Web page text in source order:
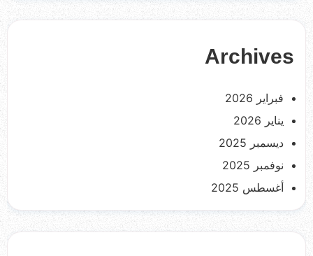
Archives
فبراير 2026
يناير 2026
ديسمبر 2025
نوفمبر 2025
أغسطس 2025